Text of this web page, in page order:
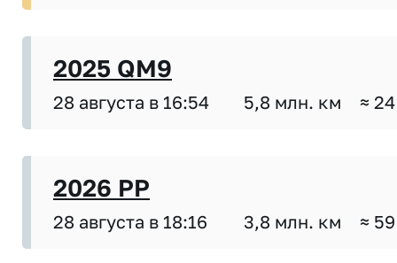
2025 QM9
28 августа в 16:54 5,8 млн. км ≈
2026 PP
28 августа в 18:16 3,8 млн. км ≈